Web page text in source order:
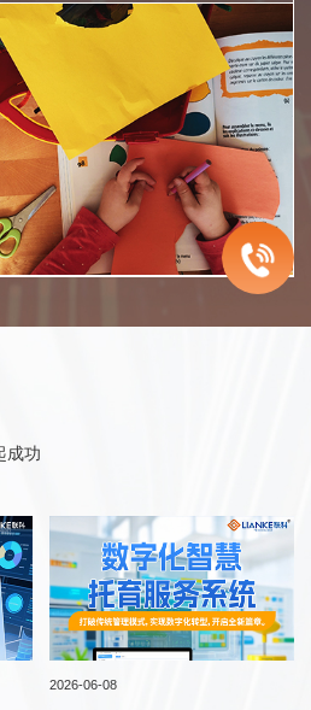
帮助医院塑造良好的整体形象，同时建
先后与温州医科大学附属眼视光医院、
部近视防控与诊治工程研究中心、浙江
合作，积极探索和实践医院互联网应用。
购物商城系统开发、移动电商连锁开店
终围绕企业发展过程中对销售力提升的
研发。
移动互联网的微信应用服务产品，以时
配合微信支付功能，实现商家与客户的
给微信用户，实现微信在线的购物功
的技术、思维与精神，连接互联网世界
优化改善和办事流程的精简调整，构建
式与运行模式，通过新的模式、场景、
成功
2026-06-08